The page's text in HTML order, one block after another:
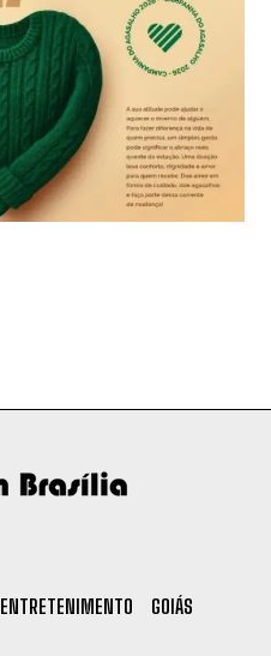
ENTRETENIMENTO
GOIÁS